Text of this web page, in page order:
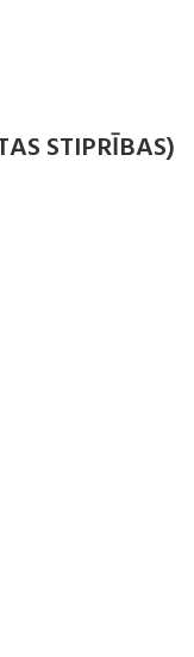
STIPRĪBAS)